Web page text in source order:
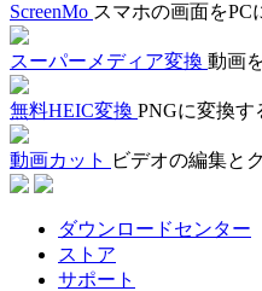
ScreenMo スマホの画面をPC
スーパーメディア変換 動画
無料HEIC変換 PNGに変換す
動画カット ビデオの編集と
ダウンロードセンター
ストア
サポート